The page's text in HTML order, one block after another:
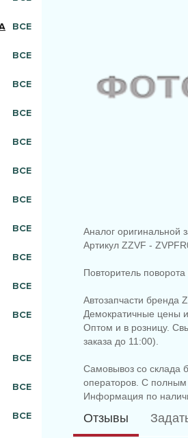
ВСЕ
ВСЕ
ВСЕ
ВСЕ
ВСЕ
ВСЕ
ВСЕ
ВСЕ
ВСЕ
ВСЕ
ВСЕ
ВСЕ
ВСЕ
ВСЕ
Аналог оригинальной
Артикул ZZVF -
Повторитель
Автозапчасти бренда
Демократичные цены
Оптом и в розницу.
заказа до 11:00).
Самовывоз со склада
операторов. С полным
Информация по
Отзывы